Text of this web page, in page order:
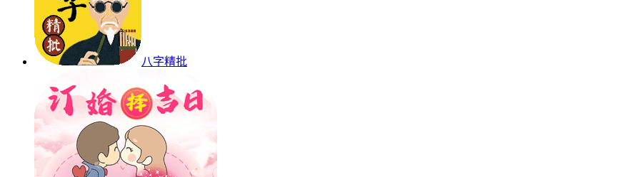
八字精批